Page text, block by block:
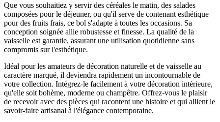
Que vous souhaitiez y servir des céréales le matin, des salades
composées pour le déjeuner, ou qu'il serve de contenant esthétique
pour des fruits frais, ce bol s'adapte à toutes les occasions. Sa
conception soignée allie robustesse et finesse. La qualité de la
vaisselle est garantie, assurant une utilisation quotidienne sans
compromis sur l'esthétique.
Idéal pour les amateurs de décoration naturelle et de vaisselle au
caractère marqué, il deviendra rapidement un incontournable de
votre collection. Intégrez-le facilement à votre décoration intérieure,
qu'elle soit bohème, moderne ou champêtre. Offrez-vous le plaisir
de recevoir avec des pièces qui racontent une histoire et qui allient le
savoir-faire artisanal à l'élégance contemporaine.